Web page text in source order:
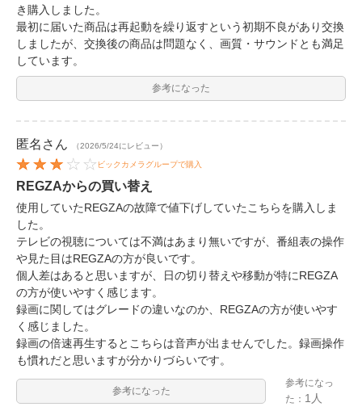
き購入しました。
最初に届いた商品は再起動を繰り返すという初期不良があり交換
しましたが、交換後の商品は問題なく、画質・サウンドとも満足
しています。
参考になった
匿名 さん （2026/5/24にレビュー）
ビックカメラグループで購入
REGZAからの買い替え
使用していたREGZAの故障で値下げしていたこちらを購入しま
した。
テレビの視聴については不満はあまり無いですが、番組表の操作
や見た目はREGZAの方が良いです。
個人差はあると思いますが、日の切り替えや移動が特にREGZA
の方が使いやすく感じます。
録画に関してはグレードの違いなのか、REGZAの方が使いやす
く感じました。
録画の倍速再生するとこちらは音声が出ませんでした。録画操作
も慣れだと思いますが分かりづらいです。
参考になった
参考になっ
た： 1人